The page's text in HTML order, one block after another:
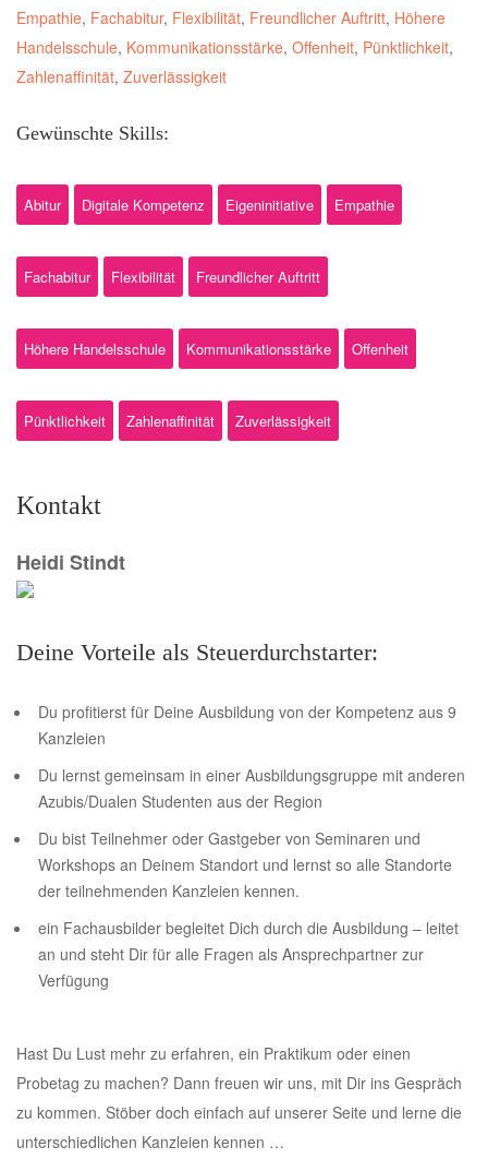
Empathie, Fachabitur, Flexibilität, Freundlicher Auftritt, Höhere
Handelsschule, Kommunikationsstärke, Offenheit, Pünktlichkeit,
Zahlenaffinität, Zuverlässigkeit
Gewünschte Skills:
Abitur Digitale Kompetenz Eigeninitiative Empathie
Fachabitur Flexibilität Freundlicher Auftritt
Höhere Handelsschule Kommunikationsstärke Offenheit
Pünktlichkeit Zahlenaffinität Zuverlässigkeit
Kontakt
Heidi Stindt
Deine Vorteile als Steuerdurchstarter:
Du profitierst für Deine Ausbildung von der Kompetenz aus 9
Kanzleien
Du lernst gemeinsam in einer Ausbildungsgruppe mit anderen
Azubis/Dualen Studenten aus der Region
Du bist Teilnehmer oder Gastgeber von Seminaren und
Workshops an Deinem Standort und lernst so alle Standorte
der teilnehmenden Kanzleien kennen.
ein Fachausbilder begleitet Dich durch die Ausbildung – leitet
an und steht Dir für alle Fragen als Ansprechpartner zur
Verfügung
Hast Du Lust mehr zu erfahren, ein Praktikum oder einen
Probetag zu machen? Dann freuen wir uns, mit Dir ins Gespräch
zu kommen. Stöber doch einfach auf unserer Seite und lerne die
unterschiedlichen Kanzleien kennen …